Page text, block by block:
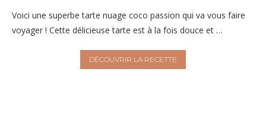
Voici une superbe tarte nuage coco passion qui va vous faire
voyager ! Cette délicieuse tarte est à la fois douce et …
DÉCOUVRIR LA RECETTE